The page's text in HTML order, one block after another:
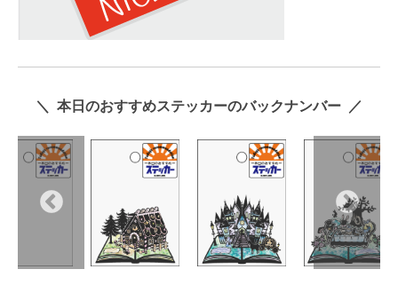
＼ 本日のおすすめステッカーのバックナンバー ／